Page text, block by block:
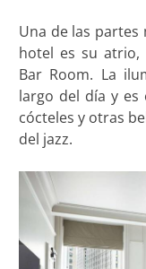
Una de las partes
hotel es su atrio,
Bar Room. La
largo del día y
cócteles y otras
del jazz.